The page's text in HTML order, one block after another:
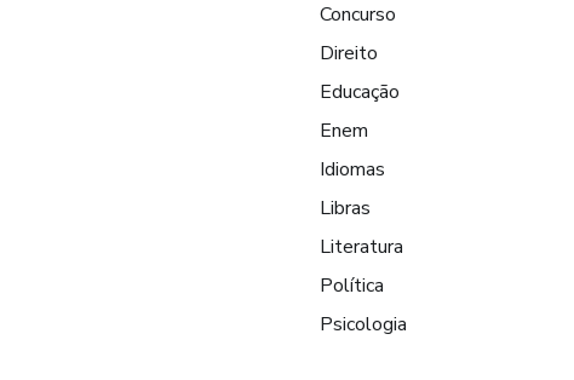
Concurso
Direito
Educação
Enem
Idiomas
Libras
Literatura
Política
Psicologia